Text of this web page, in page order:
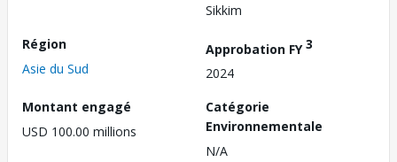
Sikkim
Région
Asie du Sud
Approbation FY3
2024
Montant engagé
USD 100.00 millions
Catégorie
Environnementale
N/A